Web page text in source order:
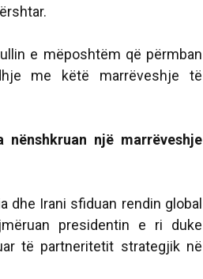
e mëposhtëm që përmban
me këtë marrëveshje të
një marrëveshje
dhe Irani sfiduan rendin global
presidentin e ri duke
të partneritetit strategjik në